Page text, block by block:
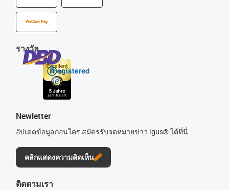
WeChat Pay
รางวัล
Newletter
อัปเดตข้อมูลก่อนใคร สมัครรับจดหมายข่าว igus® ได้ที่นี่
คลิกแสดงความคิดเห็น
ติดตามเรา